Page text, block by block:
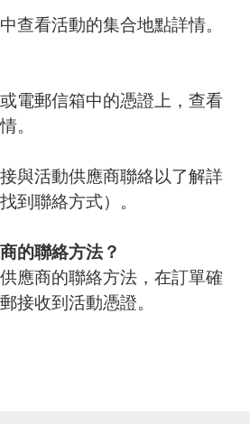
查看活動的集合地點詳情。
電郵信箱中的憑證上，查看
。
與活動供應商聯絡以了解詳
到聯絡方式）。
的聯絡方法？
應商的聯絡方法，在訂單確
接收到活動憑證。